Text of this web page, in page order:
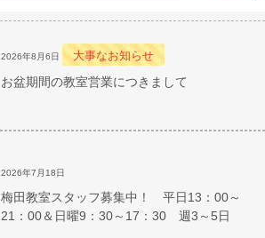
2026年8月6日 大事なお知らせ
お盆期間の教室営業につきまして
2026年7月18日
梅田教室スタッフ募集中！ 平日13：00～
21：00＆日曜9：30～17：30 週3～5日